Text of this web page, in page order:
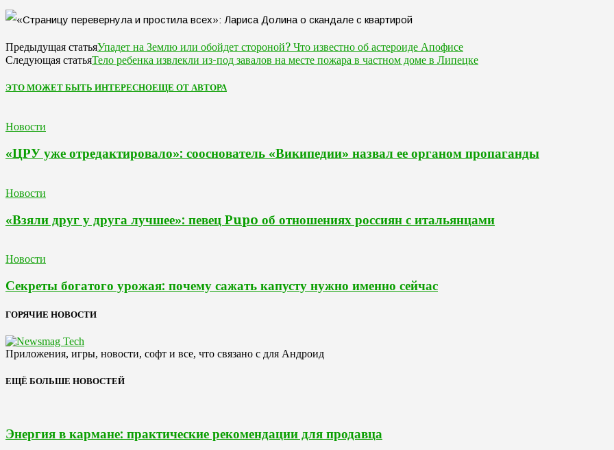
Предыдущая статьяУпадет на Землю или обойдет стороной? Что известно об астероиде Апофисе
Следующая статьяТело ребенка извлекли из-под завалов на месте пожара в частном доме в Липецке
ЭТО МОЖЕТ БЫТЬ ИНТЕРЕСНОЕЩЕ ОТ АВТОРА
Новости
«ЦРУ уже отредактировало»: сооснователь «Википедии» назвал ее органом пропаганды
Новости
«Взяли друг у друга лучшее»: певец Pupo об отношениях россиян с итальянцами
Новости
Секреты богатого урожая: почему сажать капусту нужно именно сейчас
ГОРЯЧИЕ НОВОСТИ
Приложения, игры, новости, софт и все, что связано с для Андроид
ЕЩЁ БОЛЬШЕ НОВОСТЕЙ
Энергия в кармане: практические рекомендации для продавца